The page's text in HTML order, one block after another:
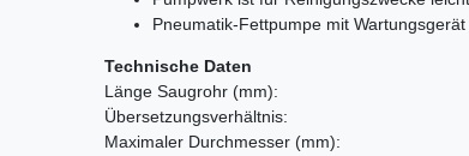
Pneumatik-Fettpumpe mit
Technische Daten
Länge Saugrohr (mm):
Übersetzungsverhältnis:
Maximaler Durchmesser (mm):